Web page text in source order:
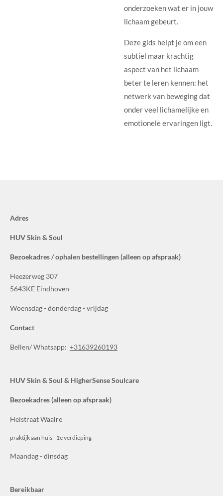
onderzoeken wat er in jouw
lichaam gebeurt.
Deze gids helpt je om een
subtiel maar krachtig
aspect van het lichaam
beter te leren kennen: het
netwerk van beweging dat
onder veel lichamelijke en
emotionele ervaringen ligt.
Adres
HUV Skin & Soul
Bezoekadres / ophalen bestellingen (alleen op afspraak)
Heezerweg 307
5643KE Eindhoven
Woensdag - donderdag - vrijdag
Contact
Bellen/ Whatsapp: +31639260193
HUV Skin & Soul & HigherSense Soulcare
Bezoekadres (alleen op afspraak)
Heistraat Waalre
praktijk aan huis - 1e verdieping
Maandag - dinsdag
Bereikbaar